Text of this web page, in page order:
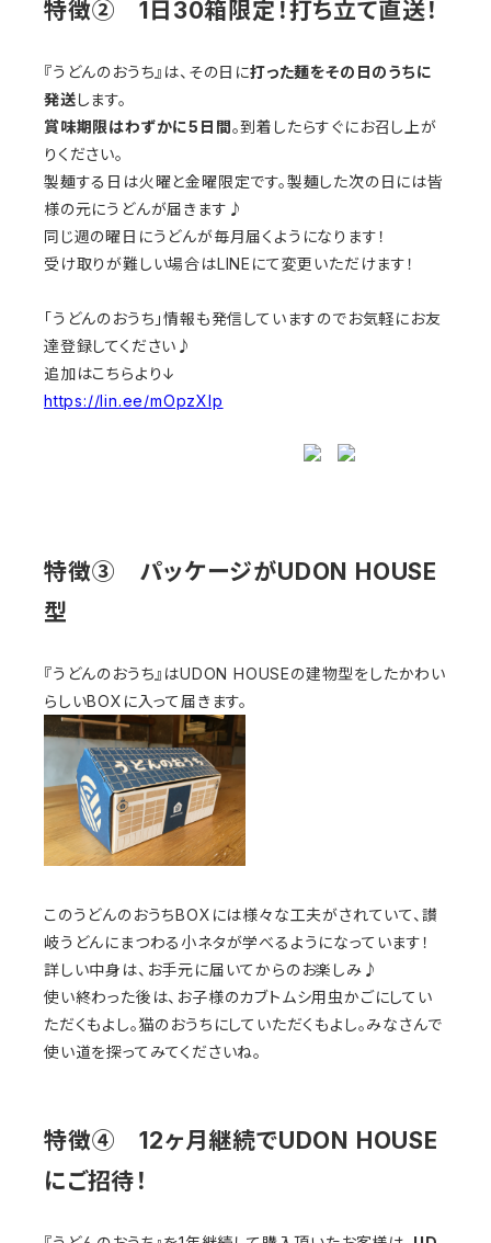
特徴② 1日30箱限定！打ち立て直送！
『うどんのおうち』は、その日に打った麺をその日のうちに
発送します。
賞味期限はわずかに5日間。到着したらすぐにお召し上が
りください。
製麺する日は火曜と金曜限定です。製麺した次の日には皆
様の元にうどんが届きます♪
同じ週の曜日にうどんが毎月届くようになります！
受け取りが難しい場合はLINEにて変更いただけます！
「うどんのおうち」情報も発信していますのでお気軽にお友
達登録してください♪
追加はこちらより↓
https://lin.ee/mOpzXIp
特徴③ パッケージがUDON HOUSE
型
『うどんのおうち』はUDON HOUSEの建物型をしたかわい
らしいBOXに入って届きます。
このうどんのおうちBOXには様々な工夫がされていて、讃
岐うどんにまつわる小ネタが学べるようになっています！
詳しい中身は、お手元に届いてからのお楽しみ♪
使い終わった後は、お子様のカブトムシ用虫かごにしてい
ただくもよし。猫のおうちにしていただくもよし。みなさんで
使い道を探ってみてくださいね。
特徴④ 12ヶ月継続でUDON HOUSE
にご招待！